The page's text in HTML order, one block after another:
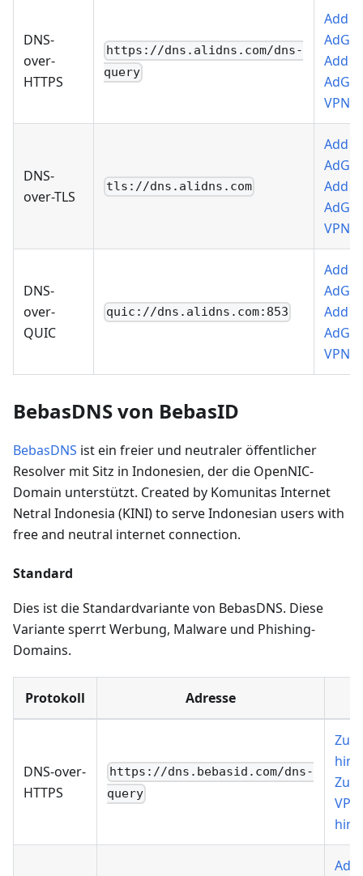
DNS-
over-
HTTPS
https://dns.alidns.com/dns-
query
Add
Add
VPN
DNS-
over-TLS
tls://dns.alidns.com
Add
Add
VPN
DNS-
over-
QUIC
quic://dns.alidns.com:853
Add
Add
VPN
BebasDNS von BebasID
BebasDNS ist ein freier und neutraler öffentlicher
Resolver mit Sitz in Indonesien, der die OpenNIC-
Domain unterstützt. Created by Komunitas Internet
Netral Indonesia (KINI) to serve Indonesian users with
free and neutral internet connection.
Standard
Dies ist die Standardvariante von BebasDNS. Diese
Variante sperrt Werbung, Malware und Phishing-
Domains.
Protokoll Adresse
DNS-over-
HTTPS
https://dns.bebasid.com/dns-
query
Zu
Zu
VPN
Add